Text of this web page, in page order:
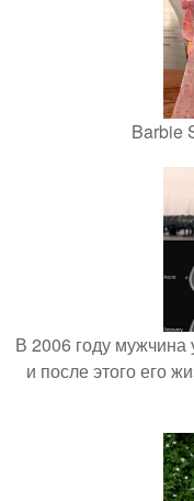
Barbie
В 2006 году мужчина
и после этого его